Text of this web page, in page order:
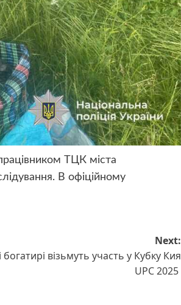
ТЦК міста
В офіційному
Next:
богатирі візьмуть участь у Кубку Кия
UPC 2025